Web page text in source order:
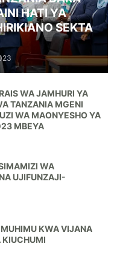
HATI YA
SEKTA
WA JAMHURI YA
TANZANIA MGENI
WA MAONYESHO YA
MBEYA
WA
UJIFUNZAJI-
KWA VIJANA